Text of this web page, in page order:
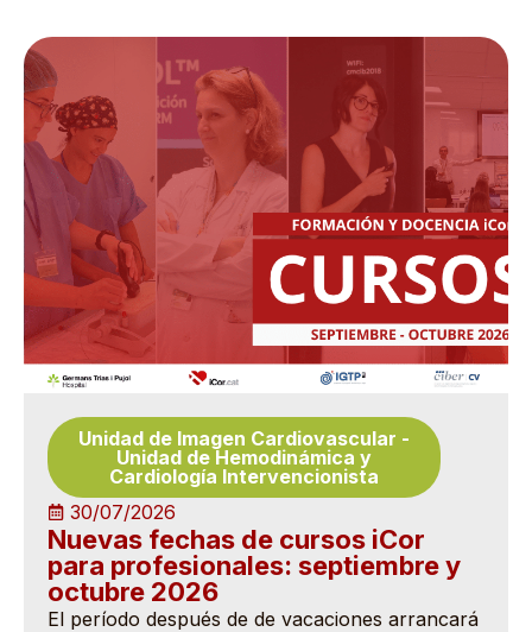
Unidad de Imagen Cardiovascular -
Unidad de Hemodinámica y
Cardiología Intervencionista
30/07/2026
Nuevas fechas de cursos iCor
para profesionales: septiembre y
octubre 2026
El período después de de vacaciones arrancará